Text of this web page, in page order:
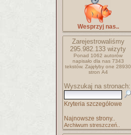
Wesprzyj nas..
Zarejestrowaliśmy
295.982.133 wizyty
Ponad 1062 autorów
napisało dla nas 7343
tekstów. Zajęłyby one 28930
stron A4
Wyszukaj na stronach:
Kryteria szczegółowe
Najnowsze strony..
Archiwum streszczeń..